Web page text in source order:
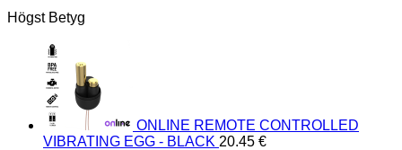
Högst Betyg
ONLINE REMOTE CONTROLLED
VIBRATING EGG - BLACK 20.45 €